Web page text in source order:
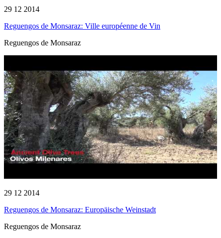
29 12 2014
Reguengos de Monsaraz: Ville européenne de Vin
Reguengos de Monsaraz
29 12 2014
Reguengos de Monsaraz: Europäische Weinstadt
Reguengos de Monsaraz